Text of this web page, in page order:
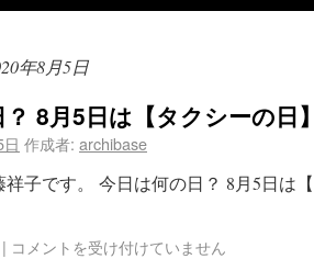
年8月5日
8月5日は【タクシーの日
作成者: archibase
祥子です。 今日は何の日？ 8月5日
| コメントを受け付けていません